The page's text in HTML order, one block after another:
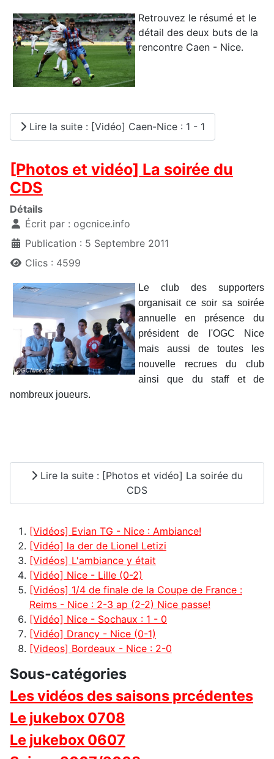
Retrouvez le résumé et le
détail des deux buts de la
rencontre Caen - Nice.
Lire la suite : [Vidéo] Caen-Nice : 1 - 1
[Photos et vidéo] La soirée du
CDS
Détails
Écrit par : ogcnice.info
Publication : 5 Septembre 2011
Clics : 4599
Le club des supporters
organisait ce soir sa soirée
annuelle en présence du
président de l'OGC Nice
mais aussi de toutes les
nouvelle recrues du club
ainsi que du staff et de
nombreux joueurs.
Lire la suite : [Photos et vidéo] La soirée du
CDS
[Vidéos] Evian TG - Nice : Ambiance!
[Vidéo] la der de Lionel Letizi
[Vidéos] L'ambiance y était
[Vidéo] Nice - Lille (0-2)
[Vidéos] 1/4 de finale de la Coupe de France :
Reims - Nice : 2-3 ap (2-2) Nice passe!
[Vidéo] Nice - Sochaux : 1 - 0
[Vidéo] Drancy - Nice (0-1)
[Videos] Bordeaux - Nice : 2-0
Sous-catégories
Les vidéos des saisons prcédentes
Le jukebox 0708
Le jukebox 0607